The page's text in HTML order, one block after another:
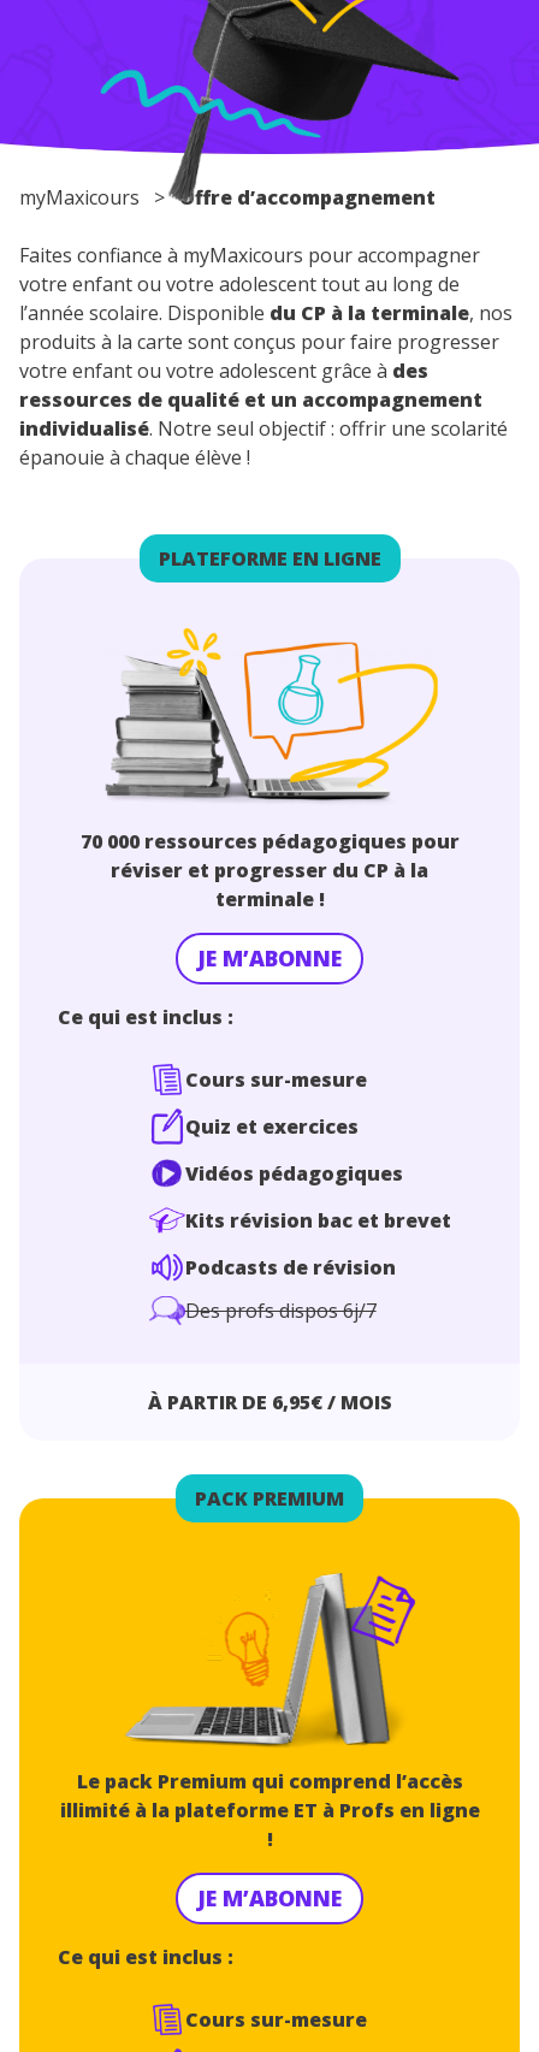
Conseils pour les parents
myMaxicours >Offre d’accompagnement
Faites confiance à myMaxicours pour accompagner
votre enfant ou votre adolescent tout au long de
l’année scolaire. Disponible du CP à la terminale, nos
produits à la carte sont conçus pour faire progresser
votre enfant ou votre adolescent grâce à des
ressources de qualité et un accompagnement
individualisé. Notre seul objectif : offrir une scolarité
épanouie à chaque élève !
PLATEFORME EN LIGNE
70 000 ressources pédagogiques pour
réviser et progresser du CP à la
terminale !
JE M’ABONNE
Ce qui est inclus :
Cours sur-mesure
Quiz et exercices
Vidéos pédagogiques
Kits révision bac et brevet
Podcasts de révision
Des profs dispos 6j/7
À PARTIR DE 6,95€ / MOIS
PACK PREMIUM
Le pack Premium qui comprend l’accès
illimité à la plateforme ET à Profs en ligne
!
JE M’ABONNE
Ce qui est inclus :
Cours sur-mesure